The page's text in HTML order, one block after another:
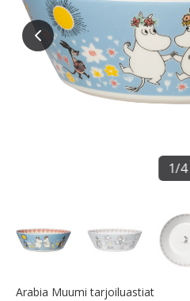
1/4
Arabia Muumi tarjoiluastiat